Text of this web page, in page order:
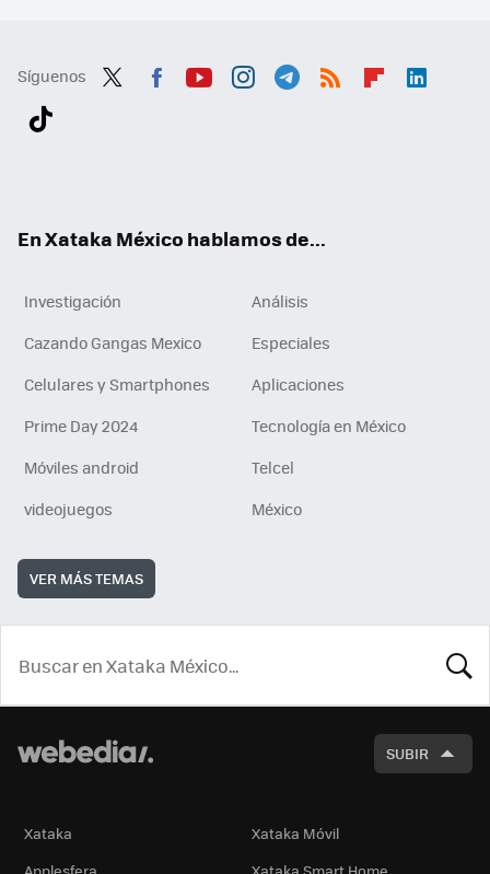
Síguenos
En Xataka México hablamos de...
Investigación
Análisis
Cazando Gangas Mexico
Especiales
Celulares y Smartphones
Aplicaciones
Prime Day 2024
Tecnología en México
Móviles android
Telcel
videojuegos
México
VER MÁS TEMAS
SUBIR
Xataka
Xataka Móvil